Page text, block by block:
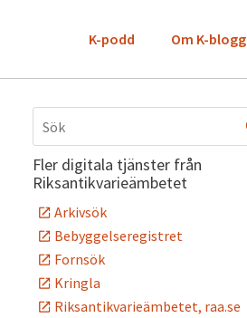
K-podd Om K-blogg
Fler digitala tjänster från
Riksantikvarieämbetet
Arkivsök
Bebyggelseregistret
Fornsök
Kringla
Riksantikvarieämbetet, raa.se